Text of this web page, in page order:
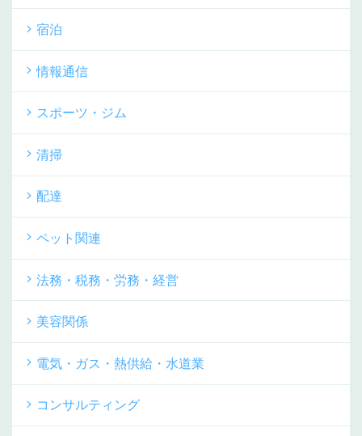
宿泊
情報通信
スポーツ・ジム
清掃
配達
ペット関連
法務・税務・労務・経営
美容関係
電気・ガス・熱供給・水道業
コンサルティング